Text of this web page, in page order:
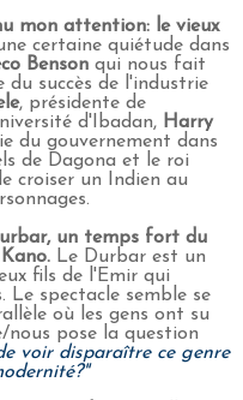
mon attention: le vieux
certaine quiétude dans
Benson qui nous fait
succès de l'industrie
, présidente de
d'Ibadan, Harry
du gouvernement dans
de Dagona et le roi
croiser un Indien au
un temps fort du
Le Durbar est un
fils de l'Emir qui
Le spectacle semble se
où les gens ont su
pose la question
voir disparaître ce genre